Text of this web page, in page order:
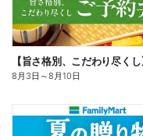
8月3日 ～8月10日